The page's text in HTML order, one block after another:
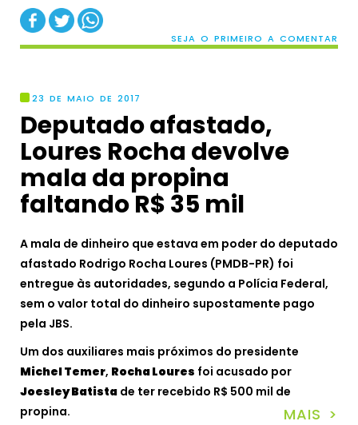
SEJA O PRIMEIRO A COMENTAR
23 DE MAIO DE 2017
Deputado afastado,
Loures Rocha devolve
mala da propina
faltando R$ 35 mil
A mala de dinheiro que estava em poder do deputado
afastado Rodrigo Rocha Loures (PMDB-PR) foi
entregue às autoridades, segundo a Polícia Federal,
sem o valor total do dinheiro supostamente pago
pela JBS.
Um dos auxiliares mais próximos do presidente
Michel Temer, Rocha Loures foi acusado por
Joesley Batista de ter recebido R$ 500 mil de
propina.
MAIS >